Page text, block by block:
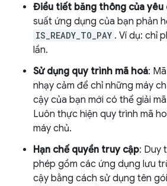
Điều tiết băng thông của yêu
suất ứng dụng của bạn phản
IS_READY_TO_PAY . Ví dụ: chỉ
lần.
Sử dụng quy trình mã hoá:
nhạy cảm để chỉ những máy
cậy của bạn mới có thể giải
Luôn thực hiện quy trình mã
máy chủ.
Hạn chế quyền truy cập: Duy
phép gồm các ứng dụng lưu
cậy bằng cách sử dụng tên